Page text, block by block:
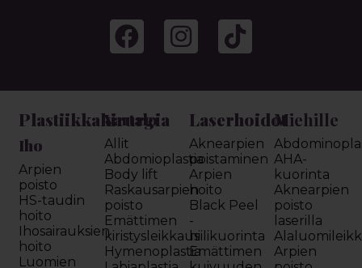
Plastiikkakirurgia
Iho
Arpien
poisto
HS-taudin
hoito
Ihosairauksien
hoito
Luomien
Vartalo
Allit
Abdomioplastia
Body lift
Raskausarpien
poisto
Emättimen
kiristysleikkaus
Hymenoplastia
Laserhoidot
Aknearpien
poistaminen
Arpien
hoito
Black Peel
-
hiilikuorinta
Emättimen
Miehille
AHA-
kuorinta
Aknearpien
poisto
laserilla
Arpien